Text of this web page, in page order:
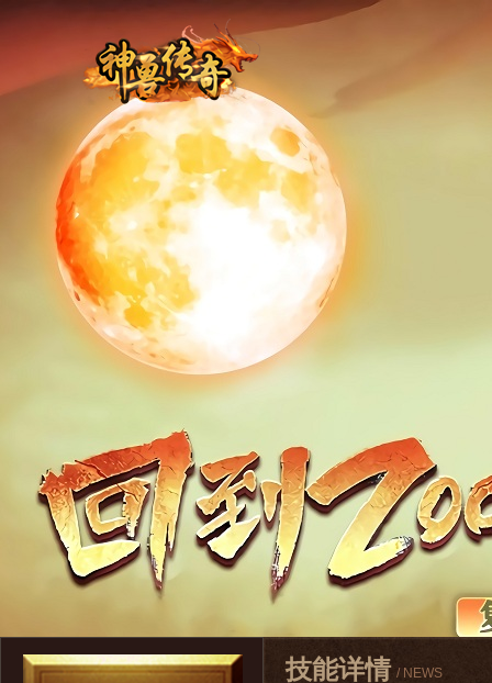
技能详情 / NEWS